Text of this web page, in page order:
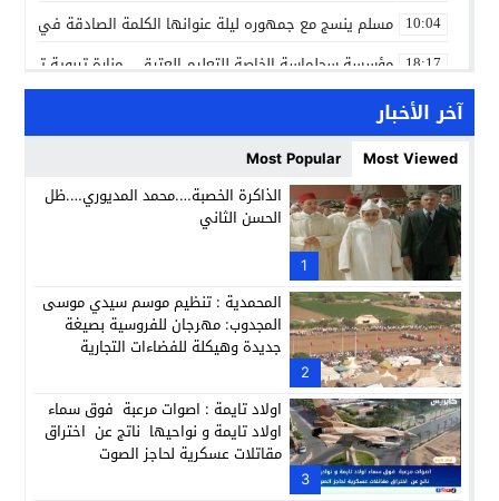
10:04 مسلم ينسج مع جمهوره ليلة عنوانها الكلمة الصادقة في
18:17 مؤسسة سجلماسة الخاصة للتعليم العتيق… منارة تربوية تجمع
14:57 إحياء مشروع الحي الحرفي عنوان لقاء جمع وفد من جمعية
بن كيران يهاجم “البام”: “حزب الفساد وقياداته انتهى
11:33 كمال محرر يقود استئنافية تارودانت: مسار قضائي راسخ ورؤية
11:05 حبشان وكيلاً عاماً بتارودانت: ترقية جديدة في الحركة القضائية
21:28 حزب الديمقراطيين الجدد يؤسس منظمتي شباب ونساء الصحراء
آخر الأخبار
Most Viewed
Most Popular
1
الذاكرة الخصبة….محمد المديوري….ظل
الحسن الثاني
2
المحمدية : تنظيم موسم سيدي موسى
المجدوب: مهرجان للفروسية بصيغة
جديدة وهيكلة للفضاءات التجارية
3
اولاد تايمة : اصوات مرعبة فوق سماء
اولاد تايمة و نواحيها ناتج عن اختراق
مقاتلات عسكرية لحاجز الصوت